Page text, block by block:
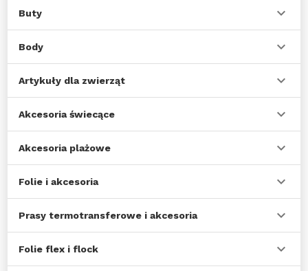
Buty
Body
Artykuły dla zwierząt
Akcesoria świecące
Akcesoria plażowe
Folie i akcesoria
Prasy termotransferowe i akcesoria
Folie flex i flock